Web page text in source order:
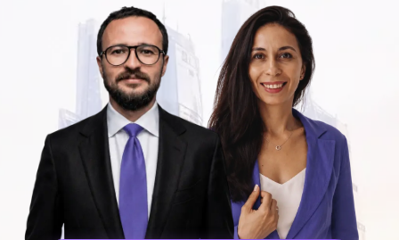
СМОТРЕТЬ ПРОГРАММУ
УЧАСТВОВАТЬ БЕСПЛАТНО
БУХФОРУМ 2026 • ПРОКАЧАЕМ БУХГАЛТЕРСКИЙ
БУХГАЛТЕРСКИЙ АУТСОРСИНГ В РОССИИ • 13